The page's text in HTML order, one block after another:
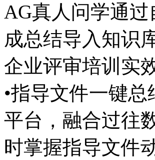
AG真人问学通
成总结导入知识
企业评审培训实
•指导文件一键
平台，融合过往
时掌握指导文件